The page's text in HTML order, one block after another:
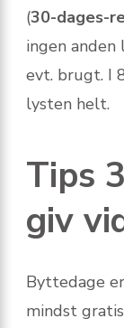
(30-dages-
ingen anden
evt. brugt. I
lysten helt.
Tips
giv
Byttedage
mindst